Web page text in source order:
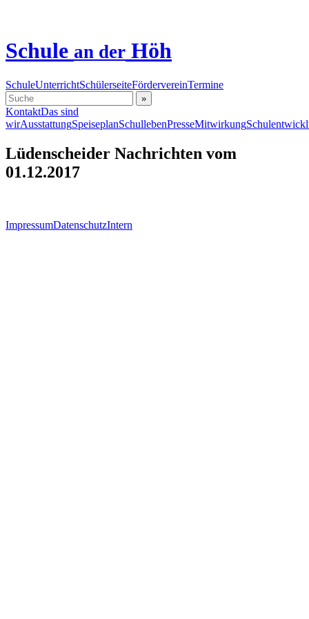
Schule an der Höh
SchuleUnterrichtSchülerseiteFördervereinTermine
»
KontaktDas sind
wirAusstattungSpeiseplanSchullebenPresseMitwirkung
Lüdenscheider Nachrichten vom
01.12.2017
ImpressumDatenschutzIntern